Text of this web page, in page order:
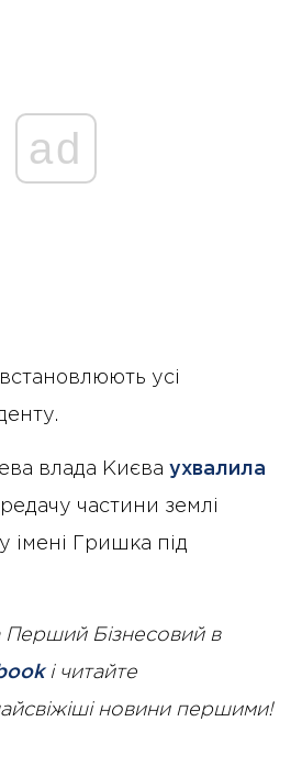
ad
усі
влада Києва ухвалила
частини землі
імені Гришка під
Перший Бізнесовий в
і читайте
новини першими!